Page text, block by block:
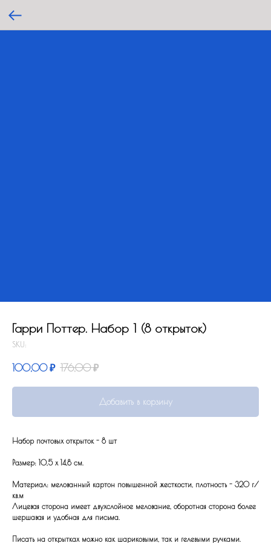
Гарри Поттер. Набор 1 (8 открыток)
SKU:
100,00 ₽ 176,00 ₽
Добавить в корзину
Набор почтовых открыток - 8 шт
Размер: 10,5 x 14,8 см.
Материал: мелованный картон повышенной жесткости, плотность - 320 г/
кв.м
Лицевая сторона имеет двухслойное мелование, оборотная сторона более
шершавая и удобная для письма.
Писать на открытках можно как шариковыми, так и гелевыми ручками.